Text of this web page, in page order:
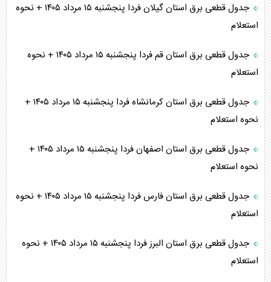
جدول قطعی برق استان گیلان فردا پنجشنبه ۱۵ مرداد ۱۴۰۵ + نحوه
استعلام
جدول قطعی برق استان قم فردا پنجشنبه ۱۵ مرداد ۱۴۰۵ + نحوه
استعلام
جدول قطعی برق استان کرمانشاه فردا پنجشنبه ۱۵ مرداد ۱۴۰۵ +
نحوه استعلام
جدول قطعی برق استان اصفهان فردا پنجشنبه ۱۵ مرداد ۱۴۰۵ +
نحوه استعلام
جدول قطعی برق استان فارس فردا پنجشنبه ۱۵ مرداد ۱۴۰۵ + نحوه
استعلام
جدول قطعی برق استان البرز فردا پنجشنبه ۱۵ مرداد ۱۴۰۵ + نحوه
استعلام